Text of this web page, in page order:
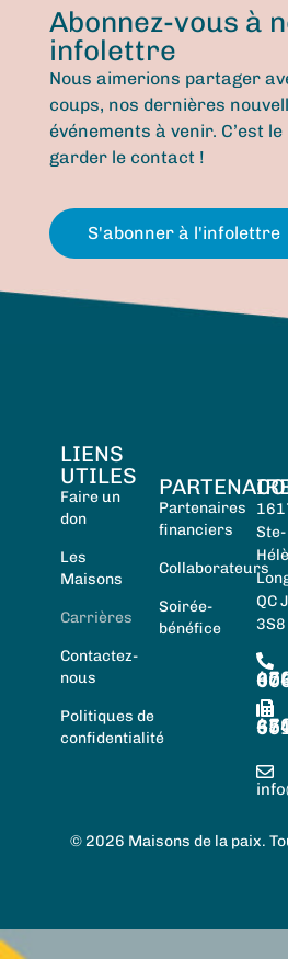
Abonnez-vous à
infolettre
Nous aimerions partager
coups, nos dernières
événements à venir. C’est
garder le contact !
S'abonner à l'infolettre
LIENS
UTILES
Faire un
don
Les
Maisons
Carrières
Contactez-
nous
Politiques de
confidentialité
Partenaires
financiers
Collaborateurs
Soirée-
bénéfice
Ste-
QC
3S8
450-
450-
© 2026 Maisons de la paix.